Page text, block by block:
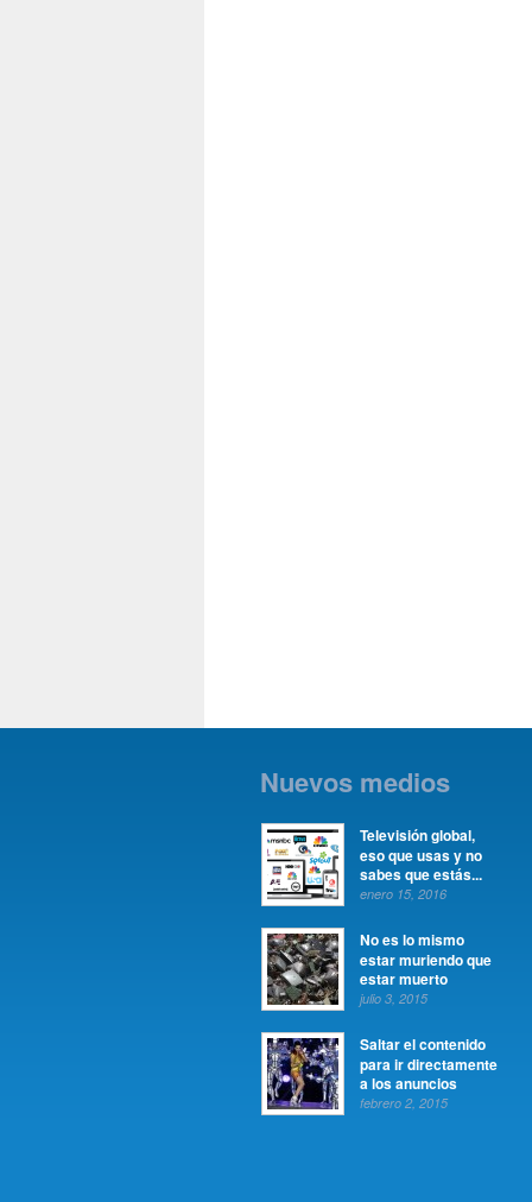
Nuevos medios
Televisión global,
eso que usas y no
sabes que estás...
enero 15, 2016
No es lo mismo
estar muriendo que
estar muerto
julio 3, 2015
Saltar el contenido
para ir directamente
a los anuncios
febrero 2, 2015